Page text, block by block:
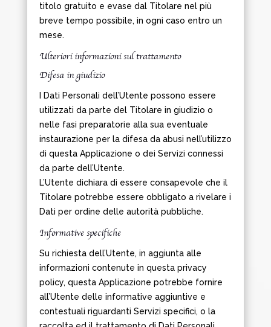
titolo gratuito e evase dal Titolare nel più
breve tempo possibile, in ogni caso entro un
mese.
Ulteriori informazioni sul trattamento
Difesa in giudizio
I Dati Personali dell’Utente possono essere
utilizzati da parte del Titolare in giudizio o
nelle fasi preparatorie alla sua eventuale
instaurazione per la difesa da abusi nell’utilizzo
di questa Applicazione o dei Servizi connessi
da parte dell’Utente.
L’Utente dichiara di essere consapevole che il
Titolare potrebbe essere obbligato a rivelare i
Dati per ordine delle autorità pubbliche.
Informative specifiche
Su richiesta dell’Utente, in aggiunta alle
informazioni contenute in questa privacy
policy, questa Applicazione potrebbe fornire
all’Utente delle informative aggiuntive e
contestuali riguardanti Servizi specifici, o la